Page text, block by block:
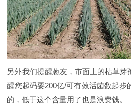
另外我们提醒葱友，市面上的枯草
醒您起码要200亿/可有效活菌数起步
的，低于这个含量用了也是浪费钱。